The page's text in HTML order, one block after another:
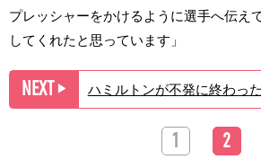
プレッシャーをかけるように選手へ伝え
してくれたと思っています」
NEXT ▶︎ ハミルトンが不発に終わっ
1 2